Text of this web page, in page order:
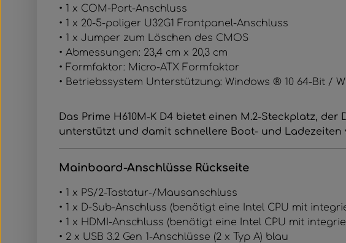
• 1 x COM-Port-Anschluss
• 1 x 20-5-poliger U32G1 Frontpanel-Anschluss
• 1 x Jumper zum Löschen des CMOS
• Abmessungen: 23,4 cm x 20,3 cm
• Formfaktor: Micro-ATX Formfaktor
• Betriebssystem Unterstützung: Windows ® 10 64-Bit /
Das Prime H610M-K D4 bietet einen M.2-Steckplatz,
unterstützt und damit schnellere Boot- und
Mainboard-Anschlüsse Rückseite
• 1 x PS/2-Tastatur-/Mausanschluss
• 1 x D-Sub-Anschluss (benötigt eine Intel CPU mit
• 1 x HDMI-Anschluss (benötigt eine Intel CPU mit
• 2 x USB 3.2 Gen 1-Anschlüsse (2 x Typ A) blau